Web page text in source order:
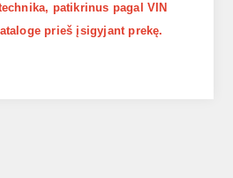
patikrinus pagal VIN
prieš įsigyjant prekę.